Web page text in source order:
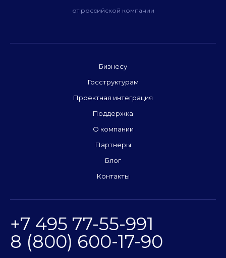
от российской компании
Бизнесу
Госструктурам
Проектная интеграция
Поддержка
О компании
Партнеры
Блог
Контакты
+7 495 77-55-991
8 (800) 600-17-90